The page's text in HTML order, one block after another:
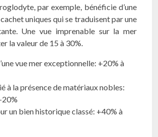
par exemple, bénéficie d’une
uniques qui se traduisent par une
Une vue imprenable sur la mer
la valeur de 15 à 30%.
vue mer exceptionnelle: +20% à
à la présence de matériaux nobles:
un bien historique classé: +40% à